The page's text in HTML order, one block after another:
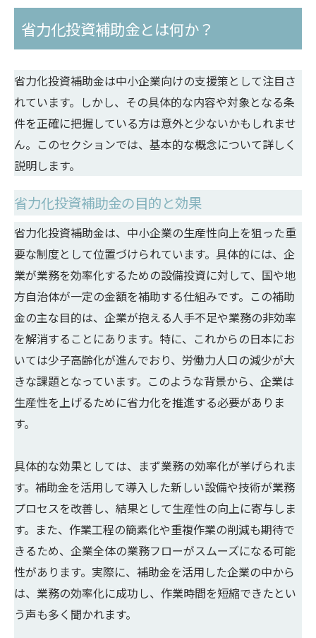
省力化投資補助金とは何か？
省力化投資補助金は中小企業向けの支援策として注目さ
れています。しかし、その具体的な内容や対象となる条
件を正確に把握している方は意外と少ないかもしれませ
ん。このセクションでは、基本的な概念について詳しく
説明します。
省力化投資補助金の目的と効果
省力化投資補助金は、中小企業の生産性向上を狙った重
要な制度として位置づけられています。具体的には、企
業が業務を効率化するための設備投資に対して、国や地
方自治体が一定の金額を補助する仕組みです。この補助
金の主な目的は、企業が抱える人手不足や業務の非効率
を解消することにあります。特に、これからの日本にお
いては少子高齢化が進んでおり、労働力人口の減少が大
きな課題となっています。このような背景から、企業は
生産性を上げるために省力化を推進する必要がありま
す。
具体的な効果としては、まず業務の効率化が挙げられま
す。補助金を活用して導入した新しい設備や技術が業務
プロセスを改善し、結果として生産性の向上に寄与しま
す。また、作業工程の簡素化や重複作業の削減も期待で
きるため、企業全体の業務フローがスムーズになる可能
性があります。実際に、補助金を活用した企業の中から
は、業務の効率化に成功し、作業時間を短縮できたとい
う声も多く聞かれます。